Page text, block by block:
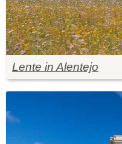
Lente in Alentejo